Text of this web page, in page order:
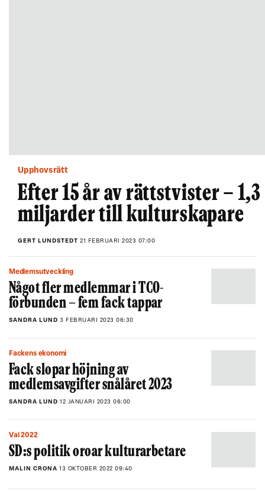
Upphovsrätt
Efter 15 år av rättstvister – 1,3
miljarder till kulturskapare
GERT LUNDSTEDT 21 FEBRUARI 2023 07:00
Medlemsutveckling
Något fler medlemmar i TCO-
förbunden – fem fack tappar
SANDRA LUND 3 FEBRUARI 2023 06:30
Fackens ekonomi
Fack slopar höjning av
medlemsavgifter snålåret 2023
SANDRA LUND 12 JANUARI 2023 06:00
Val 2022
SD:s politik oroar kulturarbetare
MALIN CRONA 13 OKTOBER 2022 09:40